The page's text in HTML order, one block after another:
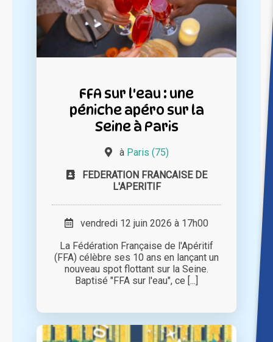
FFA sur l'eau : une
péniche apéro sur la
Seine à Paris
à Paris (75)
FEDERATION FRANCAISE DE
L'APERITIF
vendredi 12 juin 2026 à 17h00
La Fédération Française de l'Apéritif
(FFA) célèbre ses 10 ans en lançant un
nouveau spot flottant sur la Seine.
Baptisé "FFA sur l'eau", ce [...]